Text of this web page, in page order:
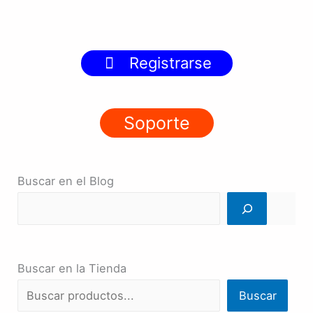
Registrarse
Soporte
Buscar en el Blog
Buscar en la Tienda
Buscar